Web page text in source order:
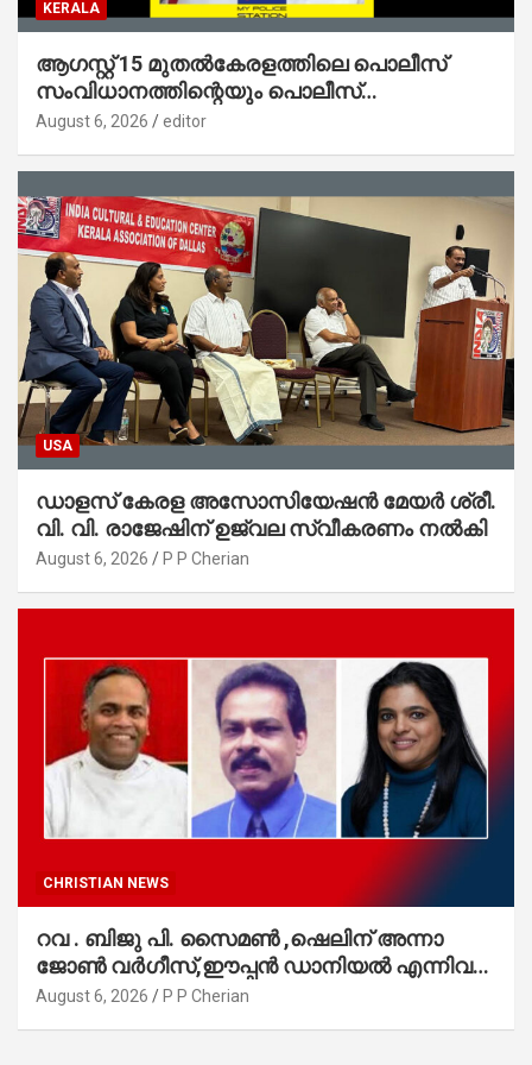
KERALA
ആഗസ്റ്റ് 15 മുതല്‍കേരളത്തിലെ പൊലീസ്
സംവിധാനത്തിന്റെയും പൊലീസ്
സ്റ്റേഷനുകളുടെയും മുഖഛായ മാറുകയാണ് :
August 6, 2026 editor
USA
ഡാളസ് കേരള അസോസിയേഷൻ മേയർ ശ്രീ.
വി. വി. രാജേഷിന് ഉജ്വല സ്വീകരണം നൽകി
August 6, 2026 P P Cherian
CHRISTIAN NEWS
റവ . ബിജു പി. സൈമൺ ,ഷെലിന് അന്നാ
ജോൺ വർഗീസ്,ഈപ്പൻ ഡാനിയൽ എന്നിവർ
മാർത്തോമാ സഭാ കൗൺസിലിലേക്കു
August 6, 2026 P P Cherian